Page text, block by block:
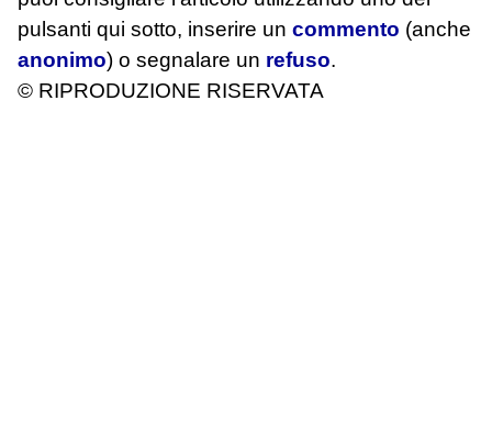
pulsanti qui sotto, inserire un commento (anche
anonimo) o segnalare un refuso.
© RIPRODUZIONE RISERVATA